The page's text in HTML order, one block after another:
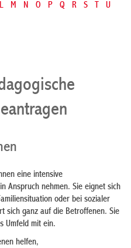
L M N O P Q R S T
U
eine intensive
Anspruch nehmen. Sie eignet sich
oder bei sozialer
sich ganz auf die Betroffenen. Sie
Umfeld mit ein.
helfen,